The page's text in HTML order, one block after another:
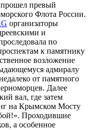
прошел превый
Флота России.
организаторы
и
по
к памятнику
возложение
адмиралу
от памятного
Далее
вал, где затем
на Крымском Мосту
Проходившие
а особенное